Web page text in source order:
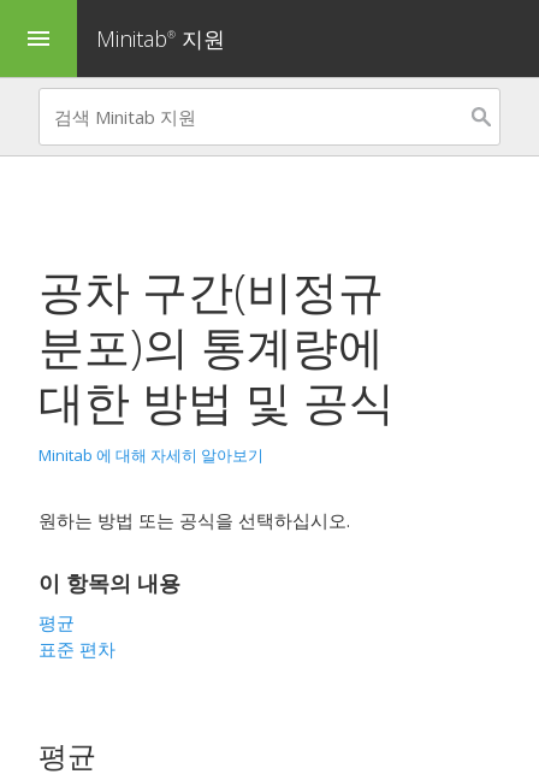
menu Minitab® 지원
공차 구간(비정규
분포)의 통계량에
대한 방법 및 공식
Minitab 에 대해 자세히 알아보기
원하는 방법 또는 공식을 선택하십시오.
이 항목의 내용
평균
표준 편차
평균